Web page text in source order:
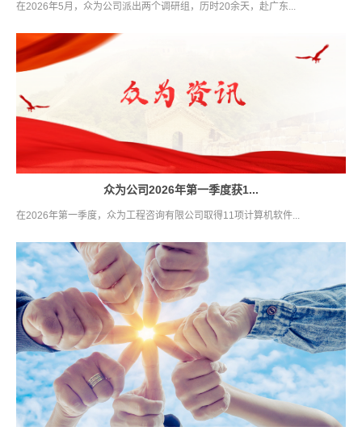
在2026年5月，众为公司派出两个调研组，历时20余天，赴广东...
众为公司2026年第一季度获1...
在2026年第一季度，众为工程咨询有限公司取得11项计算机软件...